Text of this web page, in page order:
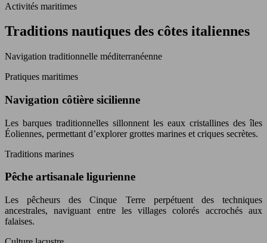
Activités maritimes
Traditions nautiques des côtes italiennes
Navigation traditionnelle méditerranéenne
Pratiques maritimes
Navigation côtière sicilienne
Les barques traditionnelles sillonnent les eaux cristallines des îles
Éoliennes, permettant d’explorer grottes marines et criques secrètes.
Traditions marines
Pêche artisanale ligurienne
Les pêcheurs des Cinque Terre perpétuent des techniques
ancestrales, naviguant entre les villages colorés accrochés aux
falaises.